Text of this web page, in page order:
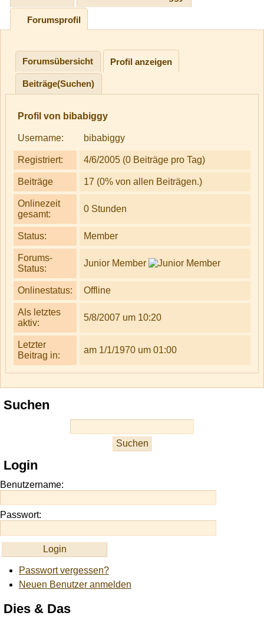
Forumsprofil
Forumsübersicht Profil anzeigen
Beiträge(Suchen)
Profil von bibabiggy
Username: bibabiggy
Registriert: 4/6/2005 (0 Beiträge pro Tag)
Beiträge 17 (0% von allen Beiträgen.)
Onlinezeit
gesamt:
0 Stunden
Status: Member
Forums-
Status:
Junior Member
Onlinestatus: Offline
Als letztes
aktiv:
5/8/2007 um 10:20
Letzter
Beitrag in:
am 1/1/1970 um 01:00
Suchen
Login
Benutzername:
Passwort:
Passwort vergessen?
Neuen Benutzer anmelden
Dies & Das